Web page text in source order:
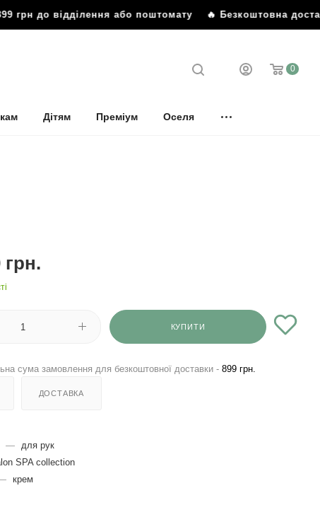
грн до відділення або поштомату🔥 Безкоштовна
0
Дітям Преміум Оселя
грн.
КУПИТИ
сума замовлення для безкоштовної доставки - 899 грн.
ДОСТАВКА
—
для рук
SPA collection
крем